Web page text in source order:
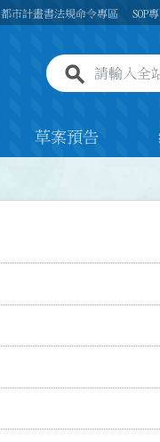
都市計畫書法規命令專區 SOP
全站查詢
草案預告